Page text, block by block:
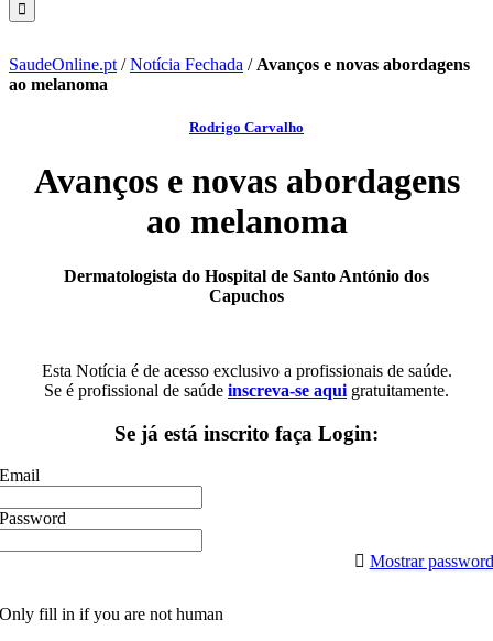
SaudeOnline.pt /Notícia Fechada / Avanços e novas abordagens
ao melanoma
Rodrigo Carvalho
Avanços e novas abordagens
ao melanoma
Dermatologista do Hospital de Santo António dos
Capuchos
Esta Notícia é de acesso exclusivo a profissionais de saúde.
Se é profissional de saúde inscreva-se aqui gratuitamente.
Se já está inscrito faça Login:
Email
Password
Mostrar password
Only fill in if you are not human